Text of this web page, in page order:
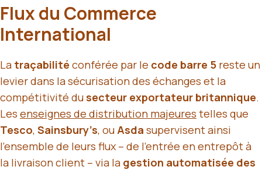
Flux du Commerce
International
La traçabilité conférée par le code barre 5 reste un
levier dans la sécurisation des échanges et la
compétitivité dusecteur exportateur britannique.
Les enseignes de distribution majeures telles que
Tesco, Sainsbury’s, ou Asda supervisent ainsi
l’ensemble de leurs flux – de l’entrée en entrepôt à
la livraison client – via la gestion automatisée des